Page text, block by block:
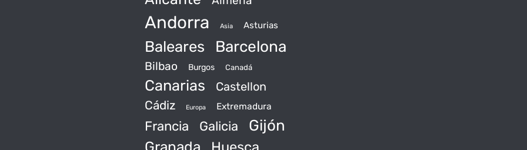
Andorra Asia Asturias
Baleares Barcelona
Bilbao Burgos Canadá
Canarias
Castellon
Cádiz
Europa Extremadura
Francia Galicia Gijón